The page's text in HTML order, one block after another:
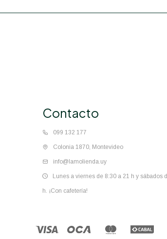
Contacto
099 132 177
Colonia 1870, Montevideo
info@lamolienda.uy
Lunes a viernes de 8:30 a 21 h y sábados
h. ¡Con cafetería!